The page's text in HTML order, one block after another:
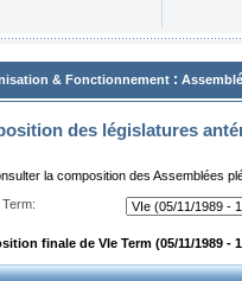
& Fonctionnement :
des législatures
la composition des Assemblées
finale de VIe Term (05/11/1989 -